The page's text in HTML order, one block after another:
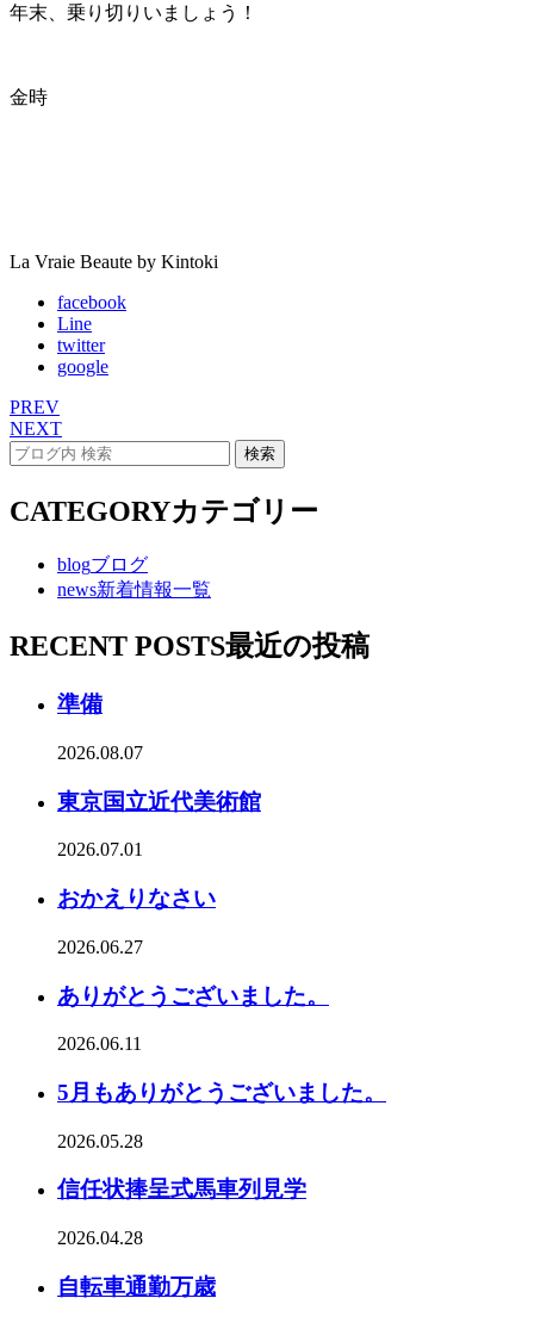
年末、乗り切りいましょう！
金時
La Vraie Beaute by Kintoki
facebook
Line
twitter
google
PREV
NEXT
CATEGORYカテゴリー
blogブログ
news新着情報一覧
RECENT POSTS最近の投稿
準備
2026.08.07
東京国立近代美術館
2026.07.01
おかえりなさい
2026.06.27
ありがとうございました。
2026.06.11
5月もありがとうございました。
2026.05.28
信任状捧呈式馬車列見学
2026.04.28
自転車通勤万歳